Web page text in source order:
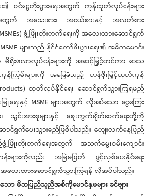
၏ ဝင်ငွေတိုးပွားရေးအတွက် ကုန်ထုတ်လုပ်ငန်းများ
အတွက် အသေးစား၊ အငယ်စားနှင့် အလတ်စား
(MSMEs) ဖွံ့ဖြိုးတိုးတက်ရေးကို အလေးထားဆောင်ရွက်
များသည် နိုင်ငံတော်စီးပွားရေး၏ အဓိကမောင်း
ရိုးဖလာလုပ်ငန်းများကို အဆင့်မြှင့်တင်ကာ ဒေသ
ကုန်ကြမ်းများကို အခြေခံသည့် တန်ဖိုးမြှင့်ထုတ်ကုန်
products) ထုတ်လုပ်နိုင်ရေး ဆောင်ရွက်သွားကြရမည်
မြူရေးနှင့် MSME များအတွက် လိုအပ်သော ငွေကြေး
၊ သွင်းအားစုများနှင့် ဈေးကွက်ချိတ်ဆက်ရေးတို့ကို
င်ရွက်ပေးသွားမည်ဖြစ်ပါသည်။ ကျေးလက်နေပြည်
ဖွံ့ဖြိုးတိုးတက်ရေးအတွက် အသက်မွေးဝမ်းကျောင်း
များကိုလည်း အမြဲမပြတ် ဖွင့်လှစ်ပေးနိုင်ရေး
လေးထားဆောင်ရွက်သွားကြရန် လိုအပ်ပါသည်။
ော မိဘပြည်သူညီအစ်ကိုမောင်နှမများ ခင်ဗျား